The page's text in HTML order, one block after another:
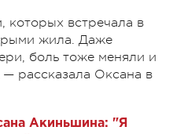
которых встречала в
жила. Даже
боль тоже меняли и
рассказала Оксана в
Акиньшина: "Я